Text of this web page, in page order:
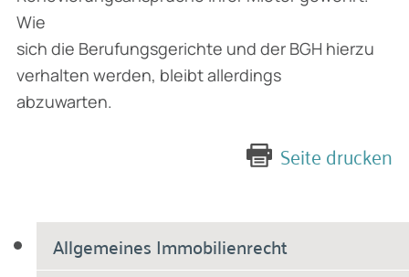
Allgemeines Immobilienrecht
Wie
sich die Berufungsgerichte und der BGH hierzu
verhalten werden, bleibt allerdings
abzuwarten.
Seite drucken